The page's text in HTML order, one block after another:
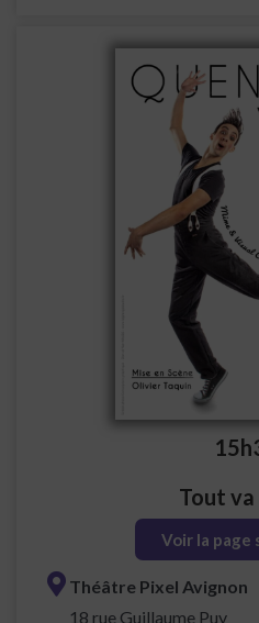
Tout va
Voir la page
Théâtre Pixel Avignon
18 rue Guillaume Puy